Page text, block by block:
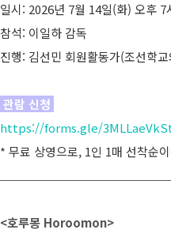
일시: 2026년 7월 14일(화) 오후 7
참석: 이일하 감독
진행: 김선민 회원활동가(조선학
관람 신청
https://forms.gle/
* 무료 상영으로, 1인 1매 선착순
<호루몽 Horoomon>